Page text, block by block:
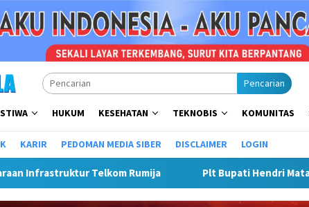
Pencarian
HUKUM KESEHATAN TEKNOBIS KOMUNITAS
KARIR PEDOMAN MEDIA SIBER DISCLAIMER LOGIN
Gebyar Semarak Merah Putih, Siapkan Event Besar Dongkrak